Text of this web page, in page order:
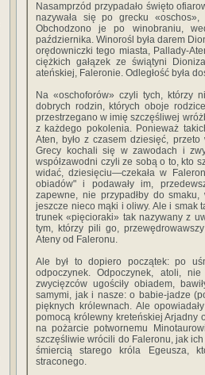
Nasamprzód przypadało święto
nazywała się po grecku
Obchodzono je po winobraniu,
października. Winorośl była darem
orędowniczki tego miasta, Pallady-
ciężkich gałązek ze świątyni
ateńskiej, Faleronie. Odległość była
Na «oschoforów» czyli tych, którzy
dobrych rodzin, których oboje
przestrzegano w imię szczęśliwej
z każdego pokolenia. Ponieważ
Aten, było z czasem dziesięć,
Grecy kochali się w zawodach i
współzawodni czyli ze sobą o to, kto
widać, dziesięciu—czekała w
obiadów" i podawały im,
zapewne, nie przypadłby do
jeszcze nieco mąki i oliwy. Ale i smak
trunek «pięcioraki» tak nazywany z
tym, którzy pili go,
Ateny od Faleronu.
Ale był to dopiero początek: po
odpoczynek. Odpoczynek, atoli,
zwycięzców ugościły obiadem,
samymi, jak i nasze: o babie-jadze
pięknych królewnach. Ale
pomocą królewny kreteńskiej Arjadny
na pożarcie potwornemu
szczęśliwie wrócili do Faleronu, jak
śmiercią starego króla Egeusza,
straconego.